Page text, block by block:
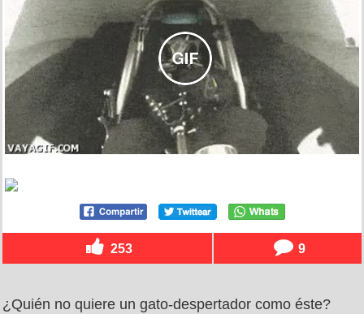
253 9
¿Quién no quiere un gato-despertador como éste?